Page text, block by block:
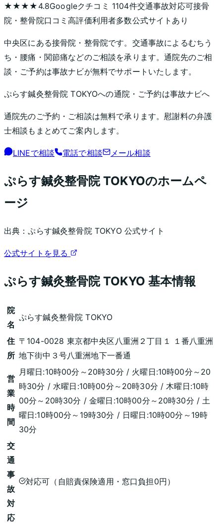
★★★★ 4.8Googleクチコミ 1104件交通事故対応可接骨
院・整骨院口コミ高評価利用者多数公式サイトあり
中央区にある接骨院・整骨院です。交通事故によるむちう
ち・腰痛・関節痛などのご相談を承ります。通院先のご相
談・ご予約は事故ナビが無料でサポートいたします。
ぷらす鍼灸整骨院 TOKYOへの通院・ご予約は事故ナビへ
通院先のご予約・ご相談は無料で承ります。慰謝料の弁護
士相談もまとめてご案内します。
LINEで相談 電話で相談 メール相談
ぷらす鍼灸整骨院 TOKYOのホームペ
ージ
出典：ぷらす鍼灸整骨院 TOKYO公式サイト
公式サイトを見る
ぷらす鍼灸整骨院 TOKYO 基本情報
院
名
ぷらす鍼灸整骨院 TOKYO
住
所
〒104-0028 東京都中央区八重洲２丁目１ １番八重洲
地下街中３号八重洲地下一番通
営
業
時
間
月曜日:10時00分～20時30分 / 火曜日:10時00分～20
時30分 / 水曜日:10時00分～20時30分 / 木曜日:10時
00分～20時30分 / 金曜日:10時00分～20時30分 / 土
曜日:10時00分～19時30分 / 日曜日:10時00分～19時
30分
交
通
事
故
対
応
対応可（自賠責保険適用・窓口負担0円）